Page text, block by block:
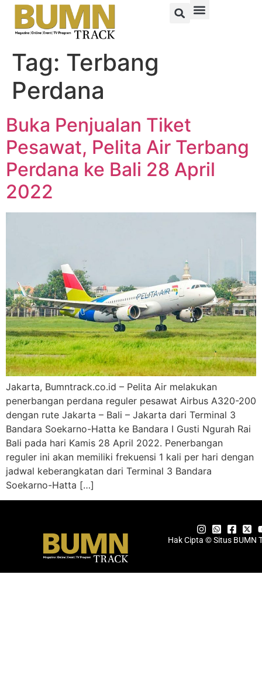
Tag: Terbang
Perdana
Buka Penjualan Tiket
Pesawat, Pelita Air Terbang
Perdana ke Bali 28 April
2022
Jakarta, Bumntrack.co.id – Pelita Air melakukan
penerbangan perdana reguler pesawat Airbus A320-200
dengan rute Jakarta – Bali – Jakarta dari Terminal 3
Bandara Soekarno-Hatta ke Bandara I Gusti Ngurah Rai
Bali pada hari Kamis 28 April 2022. Penerbangan
reguler ini akan memiliki frekuensi 1 kali per hari dengan
jadwal keberangkatan dari Terminal 3 Bandara
Soekarno-Hatta […]
Hak Cipta © Situs BUMN